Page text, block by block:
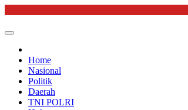
content
Home
Nasional
Politik
Daerah
TNI POLRI